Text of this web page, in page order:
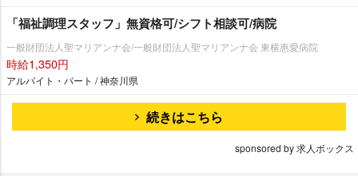
「福祉調理スタッフ」無資格可/シフト相談可/病院
一般財団法人聖マリアンナ会/一般財団法人聖マリアンナ会 東横惠愛病院
時給1,350円
アルバイト・パート / 神奈川県
続きはこちら
sponsored by 求人ボックス